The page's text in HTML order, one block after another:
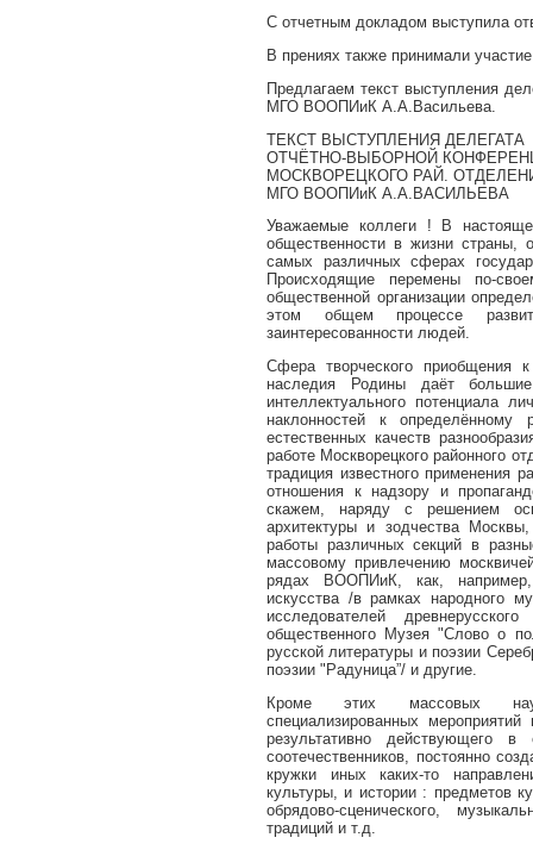
С отчетным докладом выступила
В прениях также принимали
Предлагаем текст выступления
МГО ВООПИиК А.А.Васильева.
ТЕКСТ ВЫСТУПЛЕНИЯ ДЕЛЕГАТА
ОТЧЁТНО-ВЫБОРНОЙ
МОСКВОРЕЦКОГО РАЙ.
МГО ВООПИиК А.А.ВАСИЛЬЕВА
Уважаемые коллеги ! В
общественности в жизни страны,
самых различных сферах
Происходящие перемены по-
общественной организации
этом общем процессе
заинтересованности людей.
Сфера творческого приобщения к
наследия Родины даёт
интеллектуального потенциала
наклонностей к
естественных качеств
работе Москворецкого районного
традиция известного применения
отношения к надзору и
скажем, наряду с решением
архитектуры и зодчества
работы различных секций в
массовому привлечению
рядах ВООПИиК, как, например,
искусства /в рамках народного
исследователей
общественного Музея "Слово о
русской литературы и поэзии
поэзии "Радуница”/ и другие.
Кроме этих массовых
специализированных
результативно действующего в
соотечественников, постоянно
кружки иных каких-то
культуры, и истории : предметов
обрядово-сценического,
традиций и т.д.